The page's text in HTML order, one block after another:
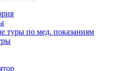
туры по мед. показаниям